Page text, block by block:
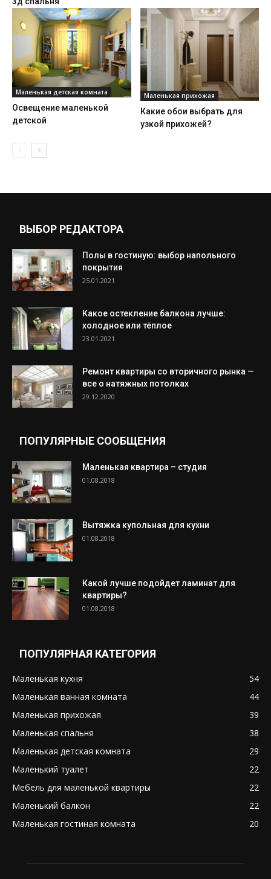
Маленькая детская комната
Освещение маленькой
детской
Маленькая прихожая
Какие обои выбрать для
узкой прихожей?
ВЫБОР РЕДАКТОРА
Полы в гостиную: выбор напольного
покрытия
25.01.2021
Какое остекление балкона лучше:
холодное или тёплое
23.01.2021
Ремонт квартиры со вторичного рынка —
все о натяжных потолках
29.12.2020
ПОПУЛЯРНЫЕ СООБЩЕНИЯ
Маленькая квартира – студия
01.08.2018
Вытяжка купольная для кухни
01.08.2018
Какой лучше подойдет ламинат для
квартиры?
01.08.2018
ПОПУЛЯРНАЯ КАТЕГОРИЯ
Маленькая кухня
54
Маленькая ванная комната
44
Маленькая прихожая
39
Маленькая спальня
38
Маленькая детская комната
29
Маленький туалет
22
Мебель для маленькой квартиры
22
Маленький балкон
22
Маленькая гостиная комната
20